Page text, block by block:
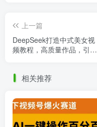
上一篇
DeepSeek打造中式美女视
频教程，高质量作品，引爆
相关推荐